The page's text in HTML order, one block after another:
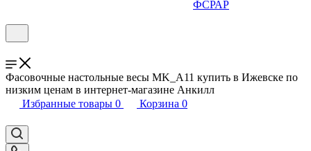
ФСРАР
Фасовочные настольные весы MK_A11 купить в Ижевске по
низким ценам в интернет-магазине Анкилл
Избранные товары 0 Корзина 0